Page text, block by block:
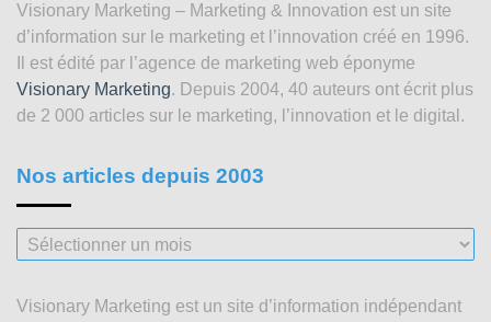
Visionary Marketing – Marketing & Innovation est un site
d’information sur le marketing et l’innovation créé en 1996.
Il est édité par l’agence de marketing web éponyme
Visionary Marketing. Depuis 2004, 40 auteurs ont écrit plus
de 2 000 articles sur le marketing, l’innovation et le digital.
Nos articles depuis 2003
Nos
articles
2003
Visionary Marketing est un site d’information indépendant